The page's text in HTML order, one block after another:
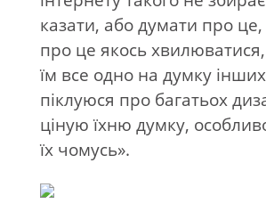
казати, або думати про це,
про це якось
їм все одно на думку
піклуюся про багатьох
ціную їхню думку,
їх чомусь».